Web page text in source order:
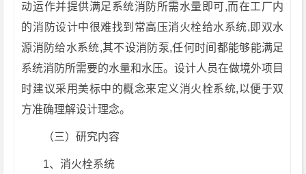
动运作并提供满足系统消防所需水量即可,而在工厂内
的消防设计中很难找到常高压消火栓给水系统,即双水
源消防给水系统,其不设消防泵,任何时间都能够能满足
系统消防所需要的水量和水压。设计人员在做境外项目
时建议采用美标中的概念来定义消火栓系统,以便于双
方准确理解设计理念。
（三）研究内容
1、消火栓系统